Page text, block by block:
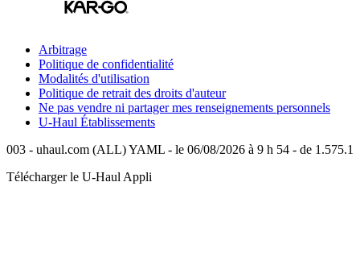
Arbitrage
Politique de confidentialité
Modalités d'utilisation
Politique de retrait des droits d'auteur
Ne pas vendre ni partager mes renseignements personnels
U-Haul Établissements
003 - uhaul.com (ALL) YAML - le 06/08/2026 à 9 h 54 - de 1.575.1
Télécharger le U-Haul Appli